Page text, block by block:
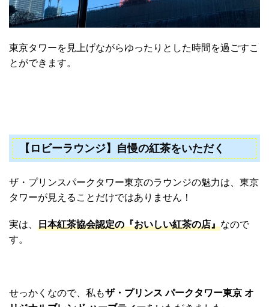
東京タワーを見上げながらゆったりとした時間を過ごすこ
とができます。
【ロビーラウンジ】自慢の紅茶をいただく
ザ・プリンスパークタワー東京のラウンジの魅力は、東京
タワーが見えることだけではありません！
実は、 日本紅茶協会認定の『おいしい紅茶の店』なので
す。
せっかくなので、私もザ・プリンス パークタワー東京 オ